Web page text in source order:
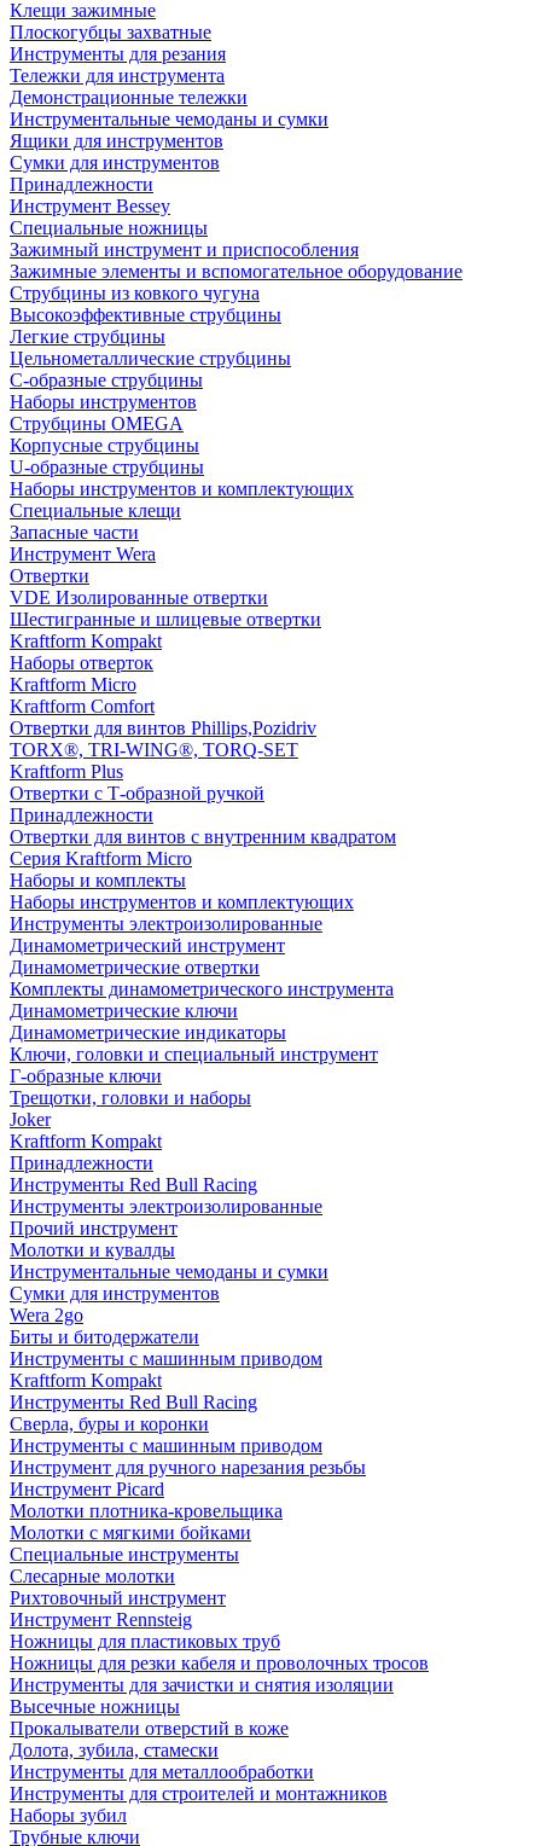
Клещи зажимные
Плоскогубцы захватные
Инструменты для резания
Тележки для инструмента
Демонстрационные тележки
Инструментальные чемоданы и сумки
Ящики для инструментов
Сумки для инструментов
Принадлежности
Инструмент Bessey
Специальные ножницы
Зажимный инструмент и приспособления
Зажимные элементы и вспомогательное оборудование
Струбцины из ковкого чугуна
Высокоэффективные струбцины
Легкие струбцины
Цельнометаллические струбцины
C-образные струбцины
Наборы инструментов
Струбцины OMEGA
Корпусные струбцины
U-образные струбцины
Наборы инструментов и комплектующих
Специальные клещи
Запасные части
Инструмент Wera
Отвертки
VDE Изолированные отвертки
Шестигранные и шлицевые отвертки
Kraftform Kompakt
Наборы отверток
Kraftform Micro
Kraftform Comfort
Отвертки для винтов Phillips,Pozidriv
TORX®, TRI-WING®, TORQ-SET
Kraftform Plus
Отвертки с Т-образной ручкой
Принадлежности
Отвертки для винтов с внутренним квадратом
Серия Kraftform Micro
Наборы и комплекты
Наборы инструментов и комплектующих
Инструменты электроизолированные
Динамометрический инструмент
Динамометрические отвертки
Комплекты динамометрического инструмента
Динамометрические ключи
Динамометрические индикаторы
Ключи, головки и специальный инструмент
Г-образные ключи
Трещотки, головки и наборы
Joker
Kraftform Kompakt
Принадлежности
Инструменты Red Bull Racing
Инструменты электроизолированные
Прочий инструмент
Молотки и кувалды
Инструментальные чемоданы и сумки
Сумки для инструментов
Wera 2go
Биты и битодержатели
Инструменты с машинным приводом
Kraftform Kompakt
Инструменты Red Bull Racing
Сверла, буры и коронки
Инструменты с машинным приводом
Инструмент для ручного нарезания резьбы
Инструмент Picard
Молотки плотника-кровельщика
Молотки с мягкими бойками
Специальные инструменты
Слесарные молотки
Рихтовочный инструмент
Инструмент Rennsteig
Ножницы для пластиковых труб
Ножницы для резки кабеля и проволочных тросов
Инструменты для зачистки и снятия изоляции
Высечные ножницы
Прокалыватели отверстий в коже
Долота, зубила, стамески
Инструменты для металлообработки
Инструменты для строителей и монтажников
Наборы зубил
Трубные ключи